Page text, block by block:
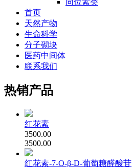
同位素类
首页
天然产物
生命科学
分子砌块
医药中间体
联系我们
热销产品
红花素
3500.00
3500.00
红花素-7-O-β-D-葡萄糖醛酸苷